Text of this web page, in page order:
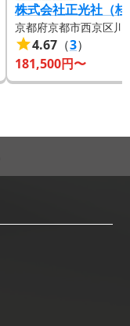
株式会社正光社（
京都府京都市西京区川
4.67 （3）
181,500円〜